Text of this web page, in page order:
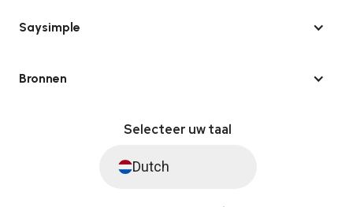
Saysimple
Bronnen
Selecteer uw taal
Dutch